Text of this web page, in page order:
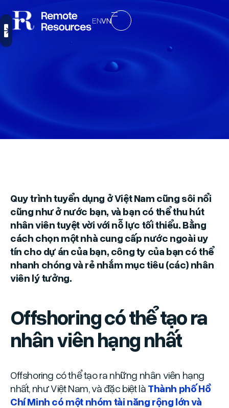
ENVN
Quy trình tuyển dụng ở Việt Nam cũng sôi nổi
cũng như ở nước bạn, và bạn có thể thu hút
nhân viên tuyệt vời với nỗ lực tối thiểu. Bằng
cách chọn một nhà cung cấp nước ngoài uy
tín cho dự án của bạn, công ty của bạn có thể
nhanh chóng và rẻ nhắm mục tiêu (các) nhân
viên lý tưởng.
Offshoring có thể tạo ra
nhân viên hạng nhất
Offshoring có thể tạo ra những nhân viên hạng
nhất, như Việt Nam, và đặc biệt là Thành phố Hồ
Chí Minh có một nhóm tài năng rộng lớn và